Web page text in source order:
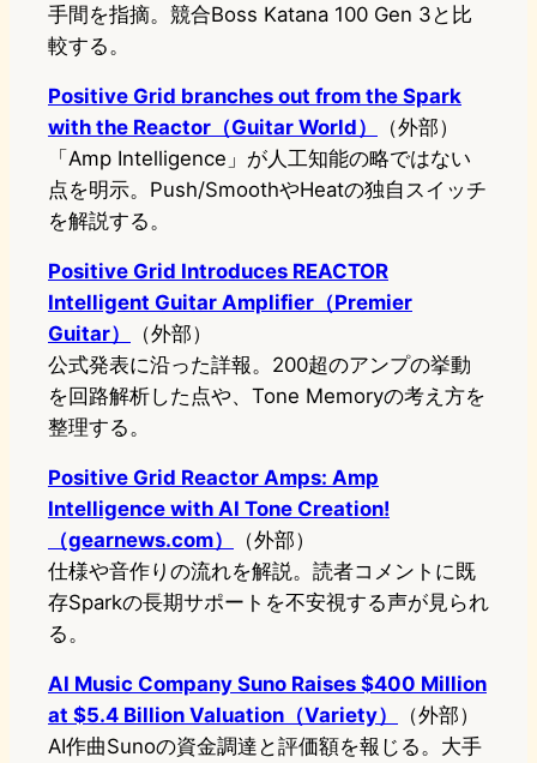
手間を指摘。競合Boss Katana 100 Gen 3と比
較する。
Positive Grid branches out from the Spark
with the Reactor（Guitar World）
（外部）
「Amp Intelligence」が人工知能の略ではない
点を明示。Push/SmoothやHeatの独自スイッチ
を解説する。
Positive Grid Introduces REACTOR
Intelligent Guitar Amplifier（Premier
Guitar）
（外部）
公式発表に沿った詳報。200超のアンプの挙動
を回路解析した点や、Tone Memoryの考え方を
整理する。
Positive Grid Reactor Amps: Amp
Intelligence with AI Tone Creation!
（gearnews.com）
（外部）
仕様や音作りの流れを解説。読者コメントに既
存Sparkの長期サポートを不安視する声が見られ
る。
AI Music Company Suno Raises $400 Million
at $5.4 Billion Valuation（Variety）
（外部）
AI作曲Sunoの資金調達と評価額を報じる。大手